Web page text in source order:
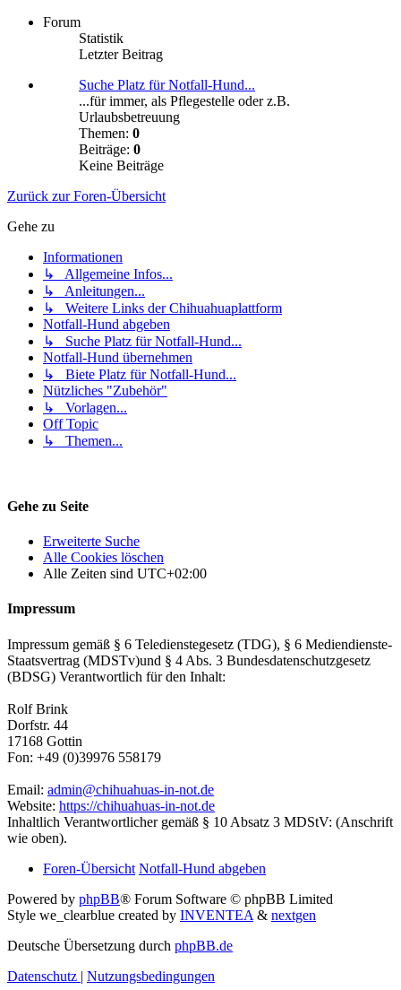
Forum
Statistik
Letzter Beitrag
Suche Platz für Notfall-Hund...
...für immer, als Pflegestelle oder z.B.
Urlaubsbetreuung
Themen: 0
Beiträge: 0
Keine Beiträge
Zurück zur Foren-Übersicht
Gehe zu
Informationen
↳ Allgemeine Infos...
↳ Anleitungen...
↳ Weitere Links der Chihuahuaplattform
Notfall-Hund abgeben
↳ Suche Platz für Notfall-Hund...
Notfall-Hund übernehmen
↳ Biete Platz für Notfall-Hund...
Nützliches "Zubehör"
↳ Vorlagen...
Off Topic
↳ Themen...
Gehe zu Seite
Erweiterte Suche
Alle Cookies löschen
Alle Zeiten sind UTC+02:00
Impressum
Impressum gemäß § 6 Teledienstegesetz (TDG), § 6 Mediendienste-
Staatsvertrag (MDSTv)und § 4 Abs. 3 Bundesdatenschutzgesetz
(BDSG) Verantwortlich für den Inhalt:
Rolf Brink
Dorfstr. 44
17168 Gottin
Fon: +49 (0)39976 558179
Email: admin@chihuahuas-in-not.de
Website: https://chihuahuas-in-not.de
Inhaltlich Verantwortlicher gemäß § 10 Absatz 3 MDStV: (Anschrift
wie oben).
Foren-Übersicht Notfall-Hund abgeben
Powered by phpBB® Forum Software © phpBB Limited
Style we_clearblue created by INVENTEA & nextgen
Deutsche Übersetzung durch phpBB.de
Datenschutz | Nutzungsbedingungen